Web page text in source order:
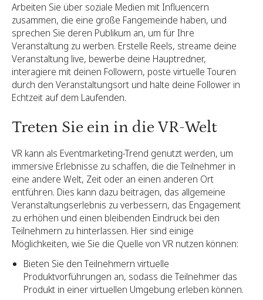
Arbeiten Sie über soziale Medien mit Influencern
zusammen, die eine große Fangemeinde haben, und
sprechen Sie deren Publikum an, um für Ihre
Veranstaltung zu werben. Erstelle Reels, streame deine
Veranstaltung live, bewerbe deine Hauptredner,
interagiere mit deinen Followern, poste virtuelle Touren
durch den Veranstaltungsort und halte deine Follower in
Echtzeit auf dem Laufenden.
Treten Sie ein in die VR-Welt
VR kann als Eventmarketing-Trend genutzt werden, um
immersive Erlebnisse zu schaffen, die die Teilnehmer in
eine andere Welt, Zeit oder an einen anderen Ort
entführen. Dies kann dazu beitragen, das allgemeine
Veranstaltungserlebnis zu verbessern, das Engagement
zu erhöhen und einen bleibenden Eindruck bei den
Teilnehmern zu hinterlassen. Hier sind einige
Möglichkeiten, wie Sie die Quelle von VR nutzen können:
Bieten Sie den Teilnehmern virtuelle
Produktvorführungen an, sodass die Teilnehmer das
Produkt in einer virtuellen Umgebung erleben können.